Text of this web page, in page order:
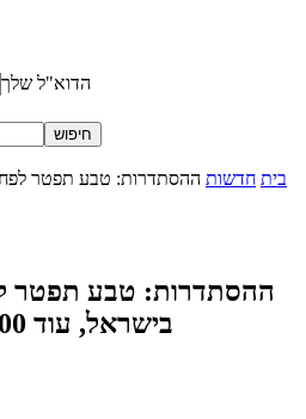
הדוא"ל שלך
בית חדשות
בישראל, עוד 500 במפעלים שיימכרו